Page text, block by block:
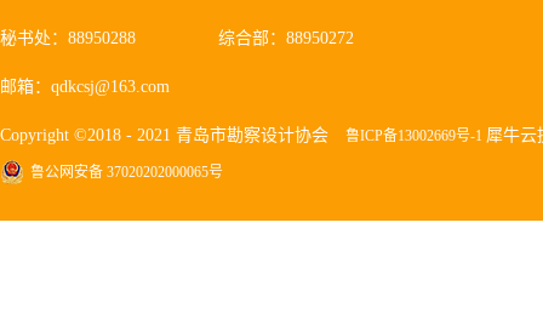
秘书处：88950288 综合部：88950272
邮箱：qdkcsj@163.com
Copyright ©2018 - 2021 青岛市勘察设计协会 鲁ICP备13002669号-1 犀牛云
鲁公网安备 37020202000065号